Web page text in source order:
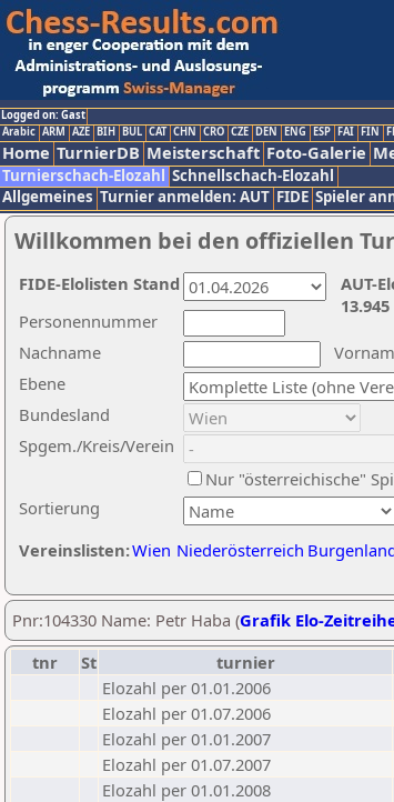
Logged on: Gast
Arabic ARM AZE BIH BUL CAT CHN CRO CZE DEN ENG ESP FAI FIN
Home TurnierDB Meisterschaft Foto-Galerie
Turnierschach-Elozahl Schnellschach-Elozahl
Allgemeines Turnier anmelden: AUT FIDE Spieler
Willkommen bei den offiziellen
Nachname
Ebene
Sortierung
Personennummer
Bundesland
Spgem./Kreis/Verein
Nur "österreichische"
Vereinslisten:Wien Niederösterreich
AUT-
13.945
FIDE-Elolisten Stand
Pnr:104330 Name: Petr Haba (Grafik Elo-
tnr
St turnier
Elozahl per 01.01.2006
Elozahl per 01.07.2006
Elozahl per 01.01.2007
Elozahl per 01.07.2007
Elozahl per 01.01.2008